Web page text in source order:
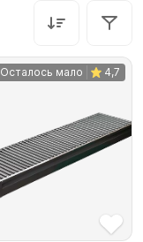
Осталось мало 4,7